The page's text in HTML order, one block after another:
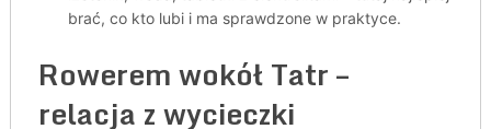
brać, co kto lubi i ma sprawdzone w praktyce.
Rowerem wokół Tatr –
relacja z wycieczki